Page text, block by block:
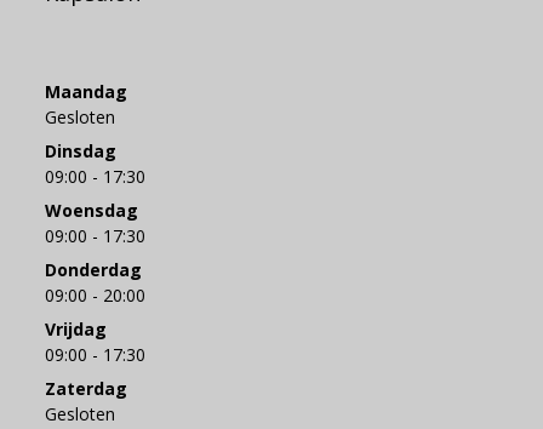
Maandag
Gesloten
Dinsdag
09:00 - 17:30
Woensdag
09:00 - 17:30
Donderdag
09:00 - 20:00
Vrijdag
09:00 - 17:30
Zaterdag
Gesloten